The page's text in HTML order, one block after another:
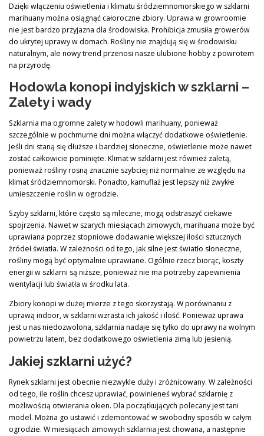
Dzięki włączeniu oświetlenia i klimatu śródziemnomorskiego w szklarni
marihuany można osiągnąć całoroczne zbiory. Uprawa w growroomie
nie jest bardzo przyjazna dla środowiska. Prohibicja zmusiła growerów
do ukrytej uprawy w domach. Rośliny nie znajdują się w środowisku
naturalnym, ale nowy trend przenosi nasze ulubione hobby z powrotem
na przyrodę.
Hodowla konopi indyjskich w szklarni –
Zalety i wady
Szklarnia ma ogromne zalety w hodowli marihuany, ponieważ
szczególnie w pochmurne dni można włączyć dodatkowe oświetlenie.
Jeśli dni staną się dłuższe i bardziej słoneczne, oświetlenie może nawet
zostać całkowicie pominięte. Klimat w szklarni jest również zaletą,
ponieważ rośliny rosną znacznie szybciej niż normalnie ze względu na
klimat śródziemnomorski. Ponadto, kamuflaż jest lepszy niż zwykłe
umieszczenie roślin w ogrodzie.
Szyby szklarni, które często są mleczne, mogą odstraszyć ciekawe
spojrzenia. Nawet w szarych miesiącach zimowych, marihuana może być
uprawiana poprzez stopniowe dodawanie większej ilości sztucznych
źródeł światła. W zależności od tego, jak silne jest światło słoneczne,
rośliny mogą być optymalnie uprawiane. Ogólnie rzecz biorąc, koszty
energii w szklarni są niższe, ponieważ nie ma potrzeby zapewnienia
wentylacji lub światła w środku lata.
Zbiory konopi w dużej mierze z tego skorzystają. W porównaniu z
uprawą indoor, w szklarni wzrasta ich jakość i ilość. Ponieważ uprawa
jest u nas niedozwolona, szklarnia nadaje się tylko do uprawy na wolnym
powietrzu latem, bez dodatkowego oświetlenia zimą lub jesienią.
Jakiej szklarni użyć?
Rynek szklarni jest obecnie niezwykle duży i zróżnicowany. W zależności
od tego, ile roślin chcesz uprawiać, powinieneś wybrać szklarnię z
możliwością otwierania okien. Dla początkujących polecany jest tani
model. Można go ustawić i zdemontować w swobodny sposób w całym
ogrodzie. W miesiącach zimowych szklarnia jest chowana, a następnie